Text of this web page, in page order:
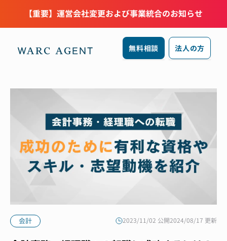
【重要】運営会社変更および事業統合のお知らせ
無料相談 法人の方
会計 2023/11/02 公開2024/08/17 更新